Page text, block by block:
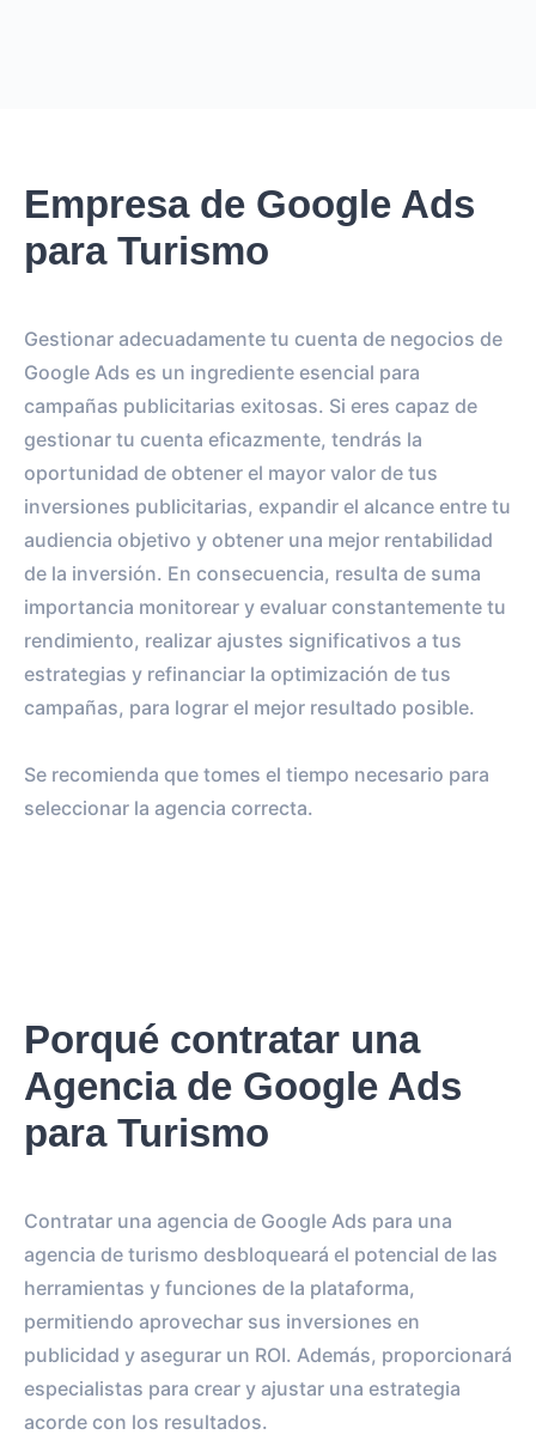
Empresa de Google Ads
para Turismo
Gestionar adecuadamente tu cuenta de negocios de
Google Ads es un ingrediente esencial para
campañas publicitarias exitosas. Si eres capaz de
gestionar tu cuenta eficazmente, tendrás la
oportunidad de obtener el mayor valor de tus
inversiones publicitarias, expandir el alcance entre tu
audiencia objetivo y obtener una mejor rentabilidad
de la inversión. En consecuencia, resulta de suma
importancia monitorear y evaluar constantemente tu
rendimiento, realizar ajustes significativos a tus
estrategias y refinanciar la optimización de tus
campañas, para lograr el mejor resultado posible.
Se recomienda que tomes el tiempo necesario para
seleccionar la agencia correcta.
Porqué contratar una
Agencia de Google Ads
para Turismo
Contratar una agencia de Google Ads para una
agencia de turismo desbloqueará el potencial de las
herramientas y funciones de la plataforma,
permitiendo aprovechar sus inversiones en
publicidad y asegurar un ROI. Además, proporcionará
especialistas para crear y ajustar una estrategia
acorde con los resultados.